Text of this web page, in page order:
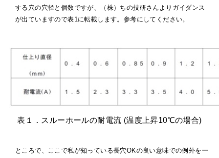
する穴の穴径と個数ですが、（株）ちの技研さんよりガイダンス
が出ていますので表1に転載します。参考にしてください。
表１．スルーホールの耐電流 (温度上昇10℃の場合)
ところで、ここで私が知っている長穴OKの良い意味での例外を一